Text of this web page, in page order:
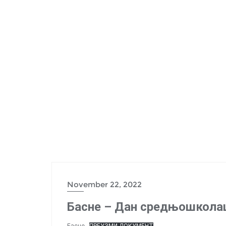
November 22, 2022
Басне – Дан